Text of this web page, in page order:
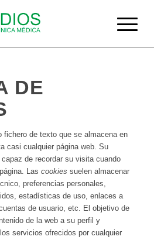
DE
fichero de texto que se almacena en
casi cualquier página web. Su
de recordar su visita cuando
Las cookies suelen almacenar
preferencias personales,
estadísticas de uso, enlaces a
de usuario, etc. El objetivo de
de la web a su perfil y
los servicios ofrecidos por cualquier